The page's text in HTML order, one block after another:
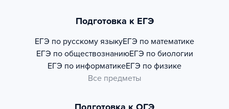
Подготовка к ЕГЭ
ЕГЭ по русскому языкуЕГЭ по математике
ЕГЭ по обществознаниюЕГЭ по биологии
ЕГЭ по информатикеЕГЭ по физике
Все предметы